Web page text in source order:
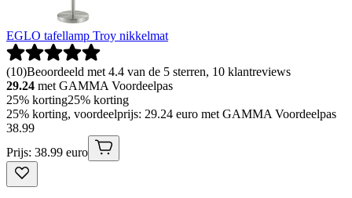
EGLO tafellamp Troy nikkelmat
(10)Beoordeeld met 4.4 van de 5 sterren, 10 klantreviews
29.24 met GAMMA Voordeelpas
25% korting25% korting
25% korting, voordeelprijs: 29.24 euro met GAMMA Voordeelpas
38.99
Prijs: 38.99 euro